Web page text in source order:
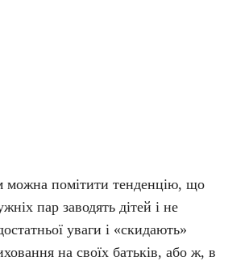
можна помітити тенденцію, що
пар заводять дітей і не
уваги і «скидають»
на своїх батьків, або ж, в